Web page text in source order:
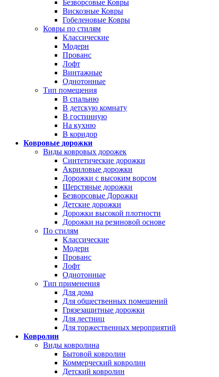
Безворсовые Ковры
Вискозные Ковры
Гобеленовые Ковры
Ковры по стилям
Классические
Модерн
Прованс
Лофт
Винтажные
Однотонные
Тип помещения
В спальню
В детскую комнату
В гостинную
На кухню
В коридор
Ковровые дорожки
Виды ковровых дорожек
Синтетические дорожки
Акриловые дорожки
Дорожки с высоким ворсом
Шерстяные дорожки
Безворсовые Дорожки
Детские дорожки
Дорожки высокой плотности
Дорожки на резиновой основе
По стилям
Классические
Модерн
Прованс
Лофт
Однотонные
Тип применения
Для дома
Для общественных помещений
Грязезащитные дорожки
Для лестниц
Для торжественных мероприятий
Ковролин
Виды ковролина
Бытовой ковролин
Коммерческий ковролин
Детский ковролин